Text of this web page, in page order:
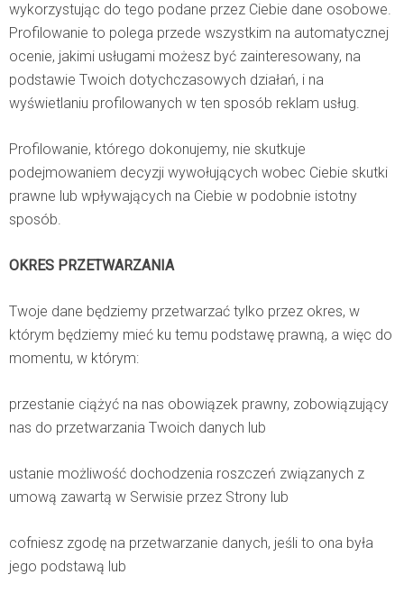
wykorzystując do tego podane przez Ciebie dane osobowe.
Profilowanie to polega przede wszystkim na automatycznej
ocenie, jakimi usługami możesz być zainteresowany, na
podstawie Twoich dotychczasowych działań, i na
wyświetlaniu profilowanych w ten sposób reklam usług.
Profilowanie, którego dokonujemy, nie skutkuje
podejmowaniem decyzji wywołujących wobec Ciebie skutki
prawne lub wpływających na Ciebie w podobnie istotny
sposób.
OKRES PRZETWARZANIA
Twoje dane będziemy przetwarzać tylko przez okres, w
którym będziemy mieć ku temu podstawę prawną, a więc do
momentu, w którym:
przestanie ciążyć na nas obowiązek prawny, zobowiązujący
nas do przetwarzania Twoich danych lub
ustanie możliwość dochodzenia roszczeń związanych z
umową zawartą w Serwisie przez Strony lub
cofniesz zgodę na przetwarzanie danych, jeśli to ona była
jego podstawą lub